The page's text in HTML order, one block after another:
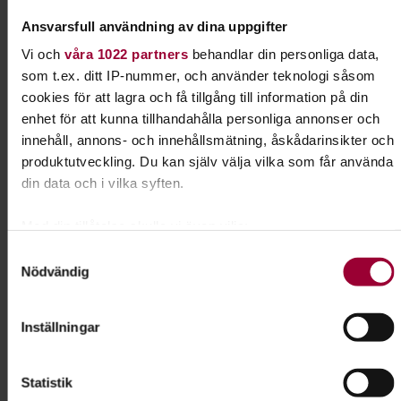
Ansvarsfull användning av dina uppgifter
Vi och våra 1022 partnersbehandlar din personliga data,
som t.ex. ditt IP-nummer, och använder teknologi såsom
cookies för att lagra och få tillgång till information på din
enhet för att kunna tillhandahålla personliga annonser och
innehåll, annons- och innehållsmätning, åskådarinsikter och
produktutveckling. Du kan själv välja vilka som får använda
din data och i vilka syften.
kan ha en noggrannhet på upp till flera meter
Ta reda på mer om hur dina personliga uppgifter behandlas
ändra eller dra tillbaka ditt samtycke när som helst från
Nödvändig
Inställningar
Statistik
Dela: Facebook LinkedIn E-mail
Konst, design & hantverk
du skapa och utveckla din kreativitet!